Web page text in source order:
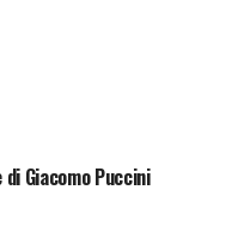
Giacomo Puccini